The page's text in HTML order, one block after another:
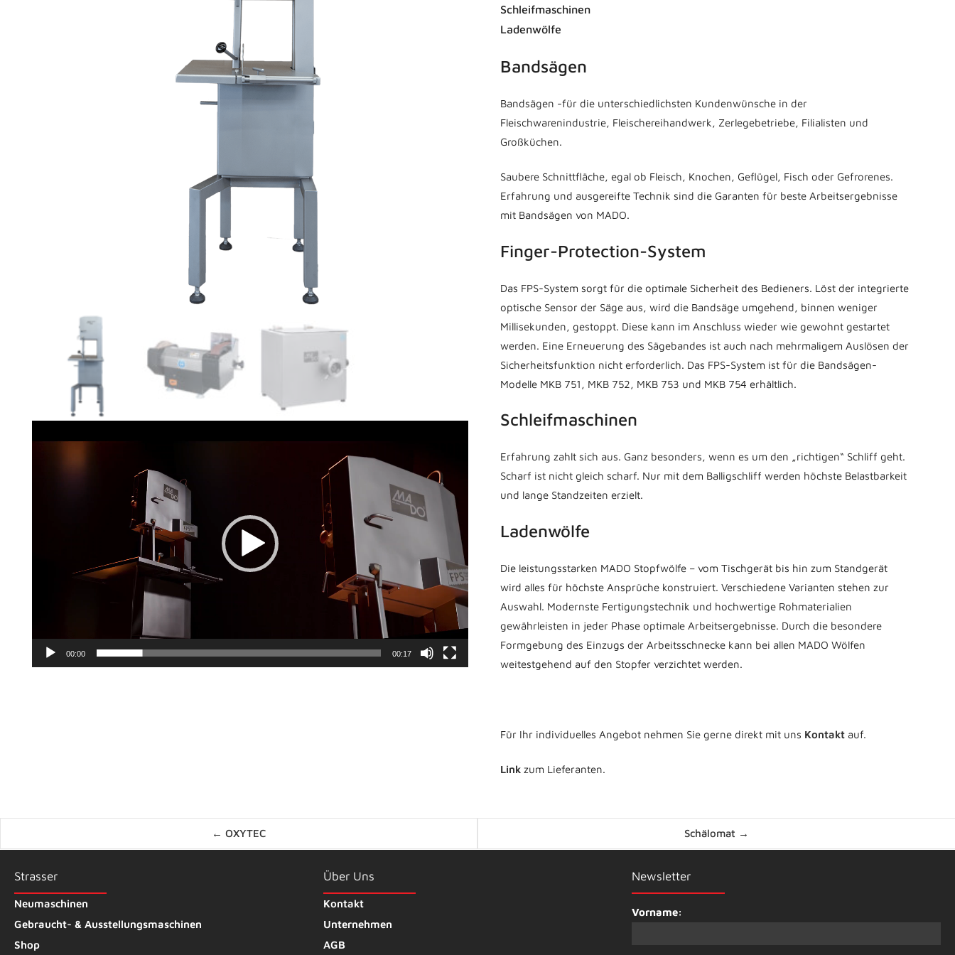
Player
00:00 00:17
Schleifmaschinen
Ladenwölfe
Bandsägen
Bandsägen -für die unterschiedlichsten Kundenwünsche in der
Fleischwarenindustrie, Fleischereihandwerk, Zerlegebetriebe, Filialisten und
Großküchen.
Saubere Schnittfläche, egal ob Fleisch, Knochen, Geflügel, Fisch oder Gefrorenes.
Erfahrung und ausgereifte Technik sind die Garanten für beste Arbeitsergebnisse
mit Bandsägen von MADO.
Finger-Protection-System
Das FPS-System sorgt für die optimale Sicherheit des Bedieners. Löst der integrierte
optische Sensor der Säge aus, wird die Bandsäge umgehend, binnen weniger
Millisekunden, gestoppt. Diese kann im Anschluss wieder wie gewohnt gestartet
werden. Eine Erneuerung des Sägebandes ist auch nach mehrmaligem Auslösen der
Sicherheitsfunktion nicht erforderlich. Das FPS-System ist für die Bandsägen-
Modelle MKB 751, MKB 752, MKB 753 und MKB 754 erhältlich.
Schleifmaschinen
Erfahrung zahlt sich aus. Ganz besonders, wenn es um den „richtigen“ Schliff geht.
Scharf ist nicht gleich scharf. Nur mit dem Balligschliff werden höchste Belastbarkeit
und lange Standzeiten erzielt.
Ladenwölfe
Die leistungsstarken MADO Stopfwölfe – vom Tischgerät bis hin zum Standgerät
wird alles für höchste Ansprüche konstruiert. Verschiedene Varianten stehen zur
Auswahl. Modernste Fertigungstechnik und hochwertige Rohmaterialien
gewährleisten in jeder Phase optimale Arbeitsergebnisse. Durch die besondere
Formgebung des Einzugs der Arbeitsschnecke kann bei allen MADO Wölfen
weitestgehend auf den Stopfer verzichtet werden.
Für Ihr individuelles Angebot nehmen Sie gerne direkt mit uns Kontakt auf.
Link zum Lieferanten.
navigation
← OXYTEC
navigation
Schälomat →
Strasser
Neumaschinen
Gebraucht- & Ausstellungsmaschinen
Shop
Über Uns
Kontakt
Unternehmen
AGB
Newsletter
Vorname: